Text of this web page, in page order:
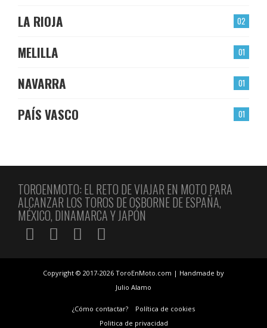
02
LA RIOJA
01
MELILLA
01
NAVARRA
01
PAÍS VASCO
TOROENMOTO: EL RETO DE VIAJAR EN MOTO PARA
ALCANZAR LOS TOROS DE OSBORNE DE ESPAÑA,
MÉXICO, DINAMARCA Y JAPÓN
Copyright © 2017-2026 ToroEnMoto.com | Handmade by
Julio Alamo
¿Cómo contactar?
Política de cookies
Politica de privacidad